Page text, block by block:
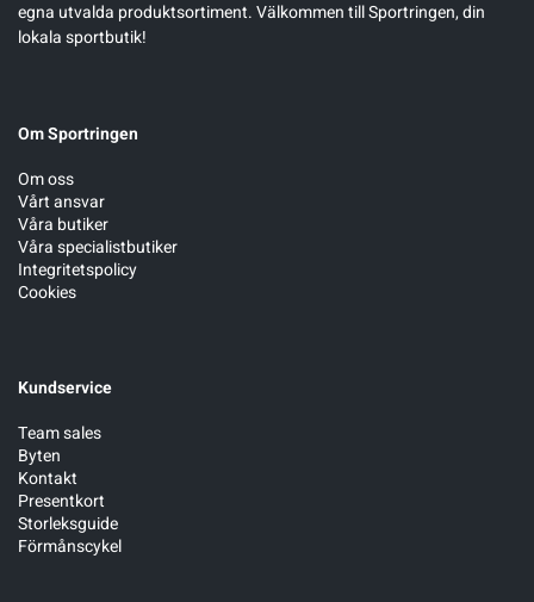
Sportswear
Tennis
Träning
egna utvalda produktsortiment. Välkommen till Sportringen, din
lokala sportbutik!
Om Sportringen
Om oss
Vårt ansvar
Våra butiker
Våra specialistbutiker
Integritetspolicy
Cookies
Kundservice
Team sales
Byten
Kontakt
Presentkort
Storleksguide
Förmånscykel